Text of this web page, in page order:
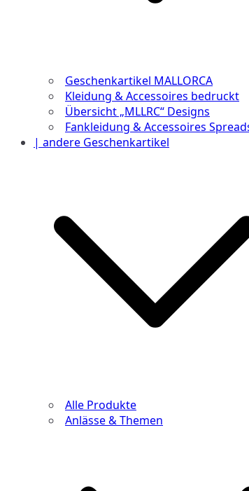
Geschenkartikel MALLORCA
Kleidung & Accessoires bedruckt
Übersicht „MLLRC“ Designs
Fankleidung & Accessoires
| andere Geschenkartikel
Alle Produkte
Anlässe & Themen